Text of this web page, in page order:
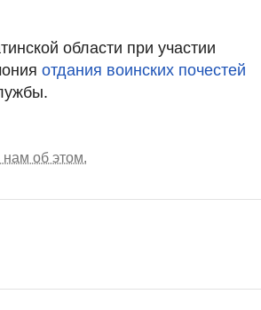
области при участии
отдания воинских почестей
об этом.